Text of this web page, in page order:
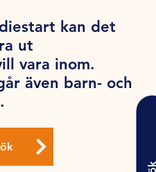
kan det
ut
vara inom.
även barn- och